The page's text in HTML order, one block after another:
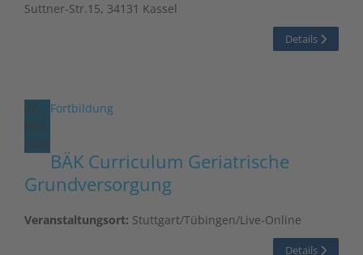
Suttner-Str.15, 34131 Kassel
Details
07
Nov.
2026
Fortbildung
BÄK Curriculum Geriatrische
Grundversorgung
Veranstaltungsort: Stuttgart/Tübingen/Live-Online
Details